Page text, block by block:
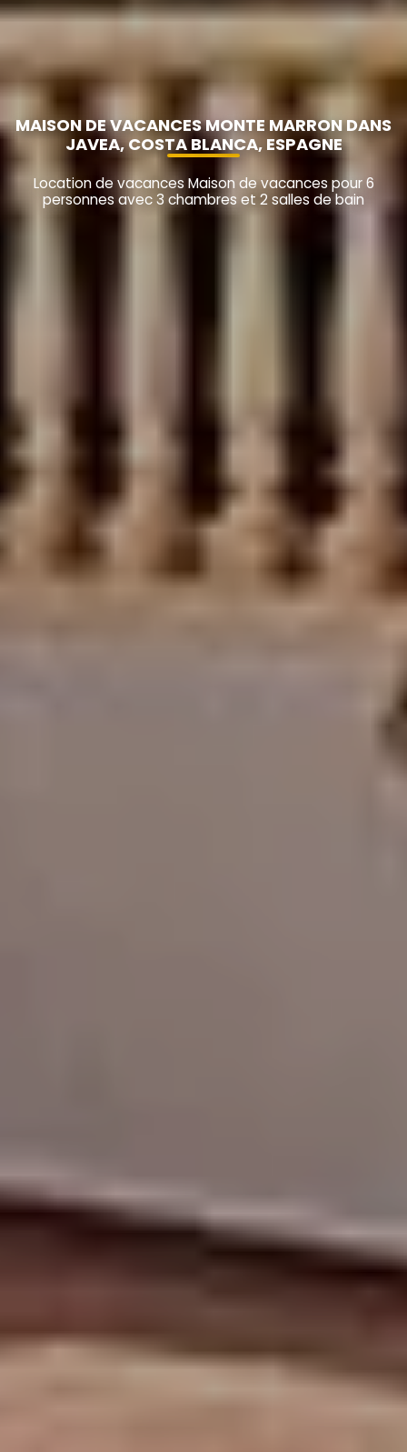
MAISON DE VACANCES MONTE MARRON DANS
JAVEA, COSTA BLANCA, ESPAGNE
Location de vacances Maison de vacances pour 6
personnes avec 3 chambres et 2 salles de bain